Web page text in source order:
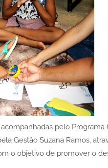
pelo Programa
Gestão Suzana Ramos,
o objetivo de promover o